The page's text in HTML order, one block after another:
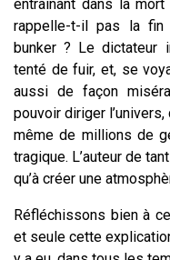
entraînant dans la
rappelle-t-il pas la
bunker ? Le dictateur
tenté de fuir, et, se
aussi de façon
pouvoir diriger
même de millions de
tragique. L’auteur de
qu’à créer une
Réfléchissons bien à
et seule cette